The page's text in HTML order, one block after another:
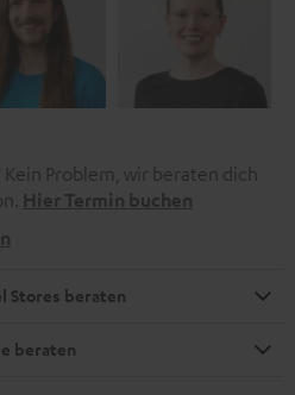
Problem, wir beraten dich
Hier Termin buchen
Stores beraten
beraten